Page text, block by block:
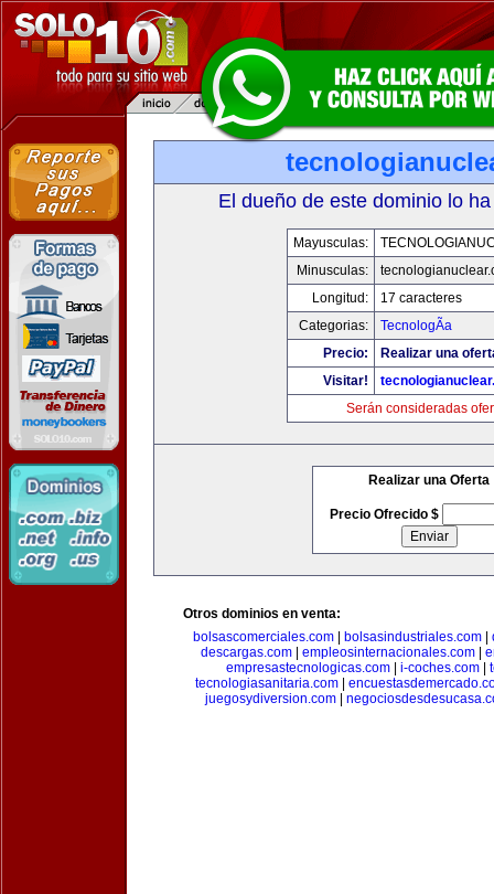
El dueño de este dominio lo
Mayusculas:
Minusculas:
Longitud:
17 caracteres
Categorias:
TecnologÃ­a
Precio:
Realizar una
Visitar!
Serán consideradas
Realizar una Oferta
Precio Ofrecido $
Otros dominios en venta:
bolsascomerciales.com
bolsasindustriales.com
descargas.com
empleosinternacionales.com
empresastecnologicas.com
i-coches.com
tecnologiasanitaria.com|
juegosydiversion.com